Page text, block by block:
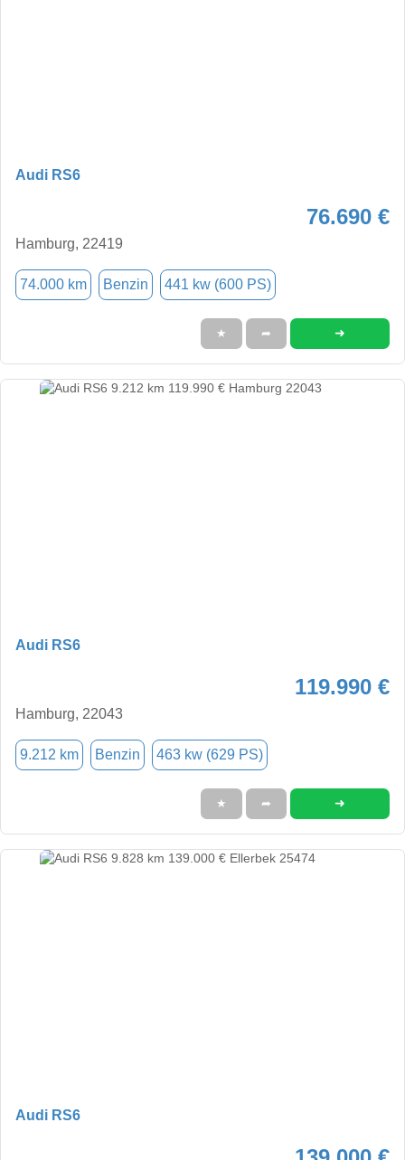
Audi RS6
76.690 €
Hamburg, 22419
74.000 km Benzin 441 kw (600 PS)
★ ➦ ➜
Audi RS6
119.990 €
Hamburg, 22043
9.212 km Benzin 463 kw (629 PS)
★ ➦ ➜
Audi RS6